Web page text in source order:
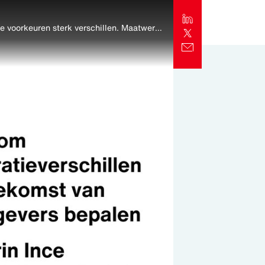
Hoe zorgt u ervoor dat zowel starters als ervaren krachten zich gezien en gesteund voelen? Ook binnen generaties kunnen persoonlijke voorkeuren sterk verschillen. Maatwerk in arbeidsvoorwaarden en benefits is geen luxe meer, maar een noodzaak.